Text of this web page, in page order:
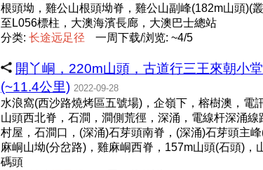
根頭坳，雞公山根頭坳脊，雞公山副峰(182m山頭)(
至L056標柱，大澳海濱長廊，大澳巴士總站
分类: 长途远足径 一周下载/浏览: ~4/5
開丫峒，220m山頭，古道行三王來朝小
(~11.4公里) 2022-09-28
水浪窩(西沙路燒烤區五號場)，企嶺下，榕樹澳，
山頭西北脊，石澗，澗側荒徑，深涌，電線杆深涌
村屋，石澗口，(深涌)石芽頭南脊，(深涌)石芽頭主
麻峒山坳(分岔路)，雞麻峒西脊，157m山頭(石頭)
碼頭